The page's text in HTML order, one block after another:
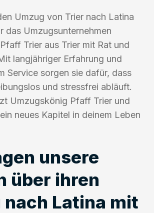
Umzug von Trier nach Latina
das Umzugsunternehmen
Trier aus Trier mit Rat und
langjähriger Erfahrung und
Service sorgen sie dafür, dass
und stressfrei abläuft.
Umzugskönig Pfaff Trier und
neues Kapitel in deinem Leben
unsere
über ihren
nach Latina mit